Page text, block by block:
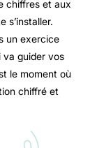
chiffres et aux
s’installer.
un exercice
va guider vos
le moment où
chiffré et